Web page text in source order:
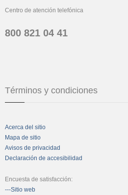
Centro de atención telefónica
800 821 04 41
Términos y condiciones
Acerca del sitio
Mapa de sitio
Avisos de privacidad
Declaración de accesibilidad
Encuesta de satisfacción:
---Sitio web